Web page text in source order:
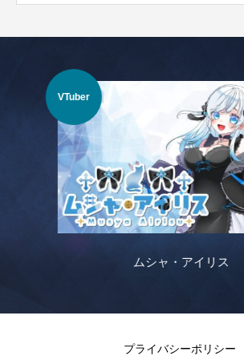
VTuber
ムシャ・アイリス
プライバシーポリシー